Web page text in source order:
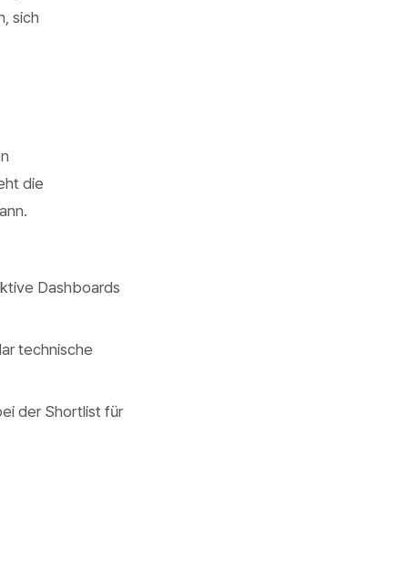
sich
die
Dashboards
technische
der Shortlist für